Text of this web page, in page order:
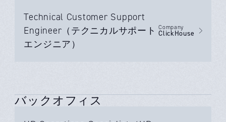
Technical Customer Support
Engineer（テクニカルサポート
エンジニア）
Company
ClickHouse
バックオフィス